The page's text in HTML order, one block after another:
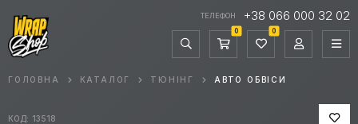
ТЕЛЕФОН +38 066 000 32 02
0 0
ГОЛОВНА КАТАЛОГ ТЮНІНГ АВТО ОБВІСИ
КОД: 13518